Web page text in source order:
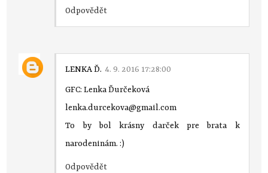
Odpovědět
LENKA Ď. 4. 9. 2016 17:28:00
GFC: Lenka Ďurčeková
lenka.durcekova@gmail.com
To by bol krásny darček pre brata k
narodeninám. :)
Odpovědět